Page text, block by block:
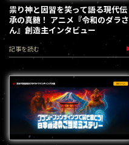
祟り神と因習を笑って語る現代伝
承の真髄！ アニメ『令和のダラさ
ん』創造主インタビュー
記事を読む